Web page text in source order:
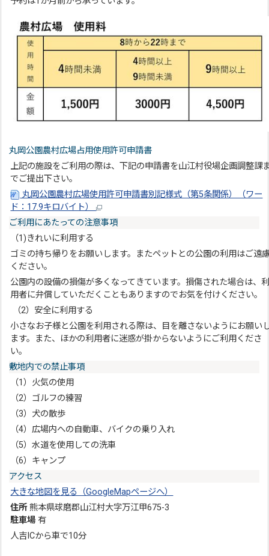
丸岡公園農村広場占用使用許可申請書
上記の施設をご利用の際は、下記の申請書を山江村役場企画調整課
でご提出下さい。
丸岡公園農村広場使用許可申請書別記様式（第5条関係）（ワー
ド：17.9キロバイト）
ご利用にあたっての注意事項
（1)きれいに利用する
ゴミの持ち帰りをお願いします。またペットとの公園の利用はご遠
ください。
公園内の設備の損傷が多くなってきています。損傷された場合は、
用者に弁償していただくこともありますのでお気を付けください。
（2）安全に利用する
小さなお子様と公園を利用される際は、目を離さないようにお願い
ます。また、ほかの利用者に迷惑が掛からないようにご利用くださ
い。
敷地内での禁止事項
（1）火気の使用
（2）ゴルフの練習
（3）犬の散歩
（4）広場内への自動車、バイクの乗り入れ
（5）水道を使用しての洗車
（6）キャンプ
アクセス
大きな地図を見る（GoogleMapページへ）
住所熊本県球磨郡山江村大字万江甲675-3
駐車場 有
人吉ICから車で10分